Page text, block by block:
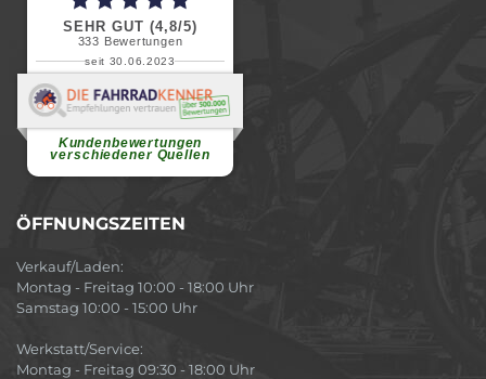
SEHR GUT (4,8/5)
333 Bewertungen
seit 30.06.2023
Kundenbewertungen
verschiedener Quellen
Renate H.
Vielen Dank für ein herzliches
ÖFFNUNGSZEITEN
Verkauf/Laden:
Montag - Freitag 10:00 - 18:00 Uhr
Samstag 10:00 - 15:00 Uhr
Werkstatt/Service:
Montag - Freitag 09:30 - 18:00 Uhr